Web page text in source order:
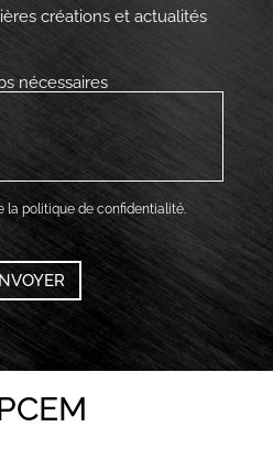
créations et actualités
nécessaires
la politique de confidentialité.